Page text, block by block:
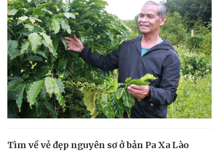
Tìm về vẻ đẹp nguyên sơ ở bản Pa Xa Lào